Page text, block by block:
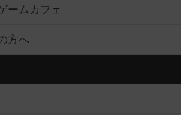
ームカフェ
方へ